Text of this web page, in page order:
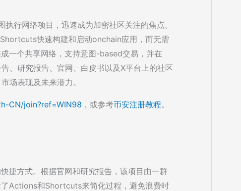
行网络项目，迅速成为加密社区关注的焦点。
快速构建和启动onchain应用，而无需
一个共享网络，支持意图-based交易，并在
、研究报告、官网、白皮书以及X平台上的社区
场表现及未来潜力。
CN/join?ref=WIN98 ，或参考币安注册教程。
捷方式。根据官网和研究报告，该项目由一群
Actions和Shortcuts来简化过程，避免浪费时